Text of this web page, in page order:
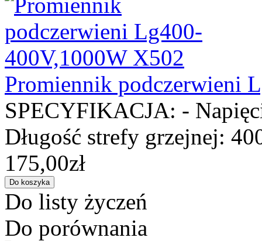
Promiennik podczerwieni
SPECYFIKACJA: -
Długość strefy grzejnej:
175,00zł
Do listy życzeń
Do porównania